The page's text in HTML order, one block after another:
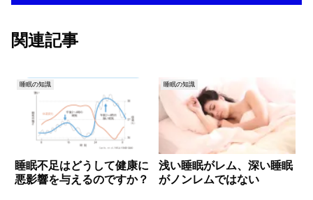
関連記事
睡眠の知識
睡眠不足はどうして健康に
悪影響を与えるのですか？
睡眠の知識
浅い睡眠がレム、深い睡眠
がノンレムではない